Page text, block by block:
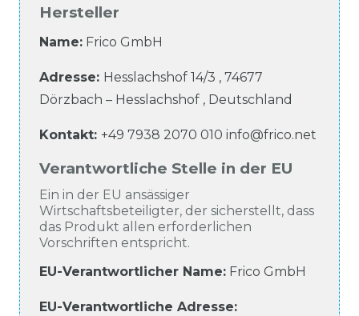
Hersteller
Name: Frico GmbH
Adresse: Hesslachshof 14/3 , 74677
Dörzbach – Hesslachshof , Deutschland
Kontakt: +49 7938 2070 010 info@frico.net
Verantwortliche Stelle in der EU
Ein in der EU ansässiger
Wirtschaftsbeteiligter, der sicherstellt, dass
das Produkt allen erforderlichen
Vorschriften entspricht.
EU-Verantwortlicher Name: Frico GmbH
EU-Verantwortliche Adresse: